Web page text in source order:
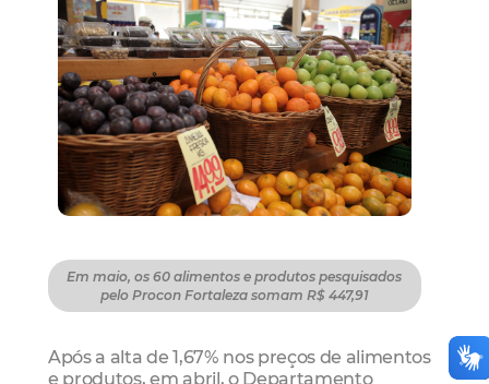
Em maio, os 60 alimentos e produtos pesquisados
pelo Procon Fortaleza somam R$ 447,91
Após a alta de 1,67% nos preços de alimentos
e produtos, em abril, o Departamento